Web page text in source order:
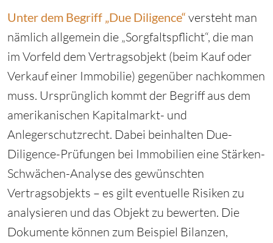
Unter dem Begriff „Due Diligence“ versteht man
nämlich allgemein die „Sorgfaltspflicht“, die man
im Vorfeld dem Vertragsobjekt (beim Kauf oder
Verkauf einer Immobilie) gegenüber nachkommen
muss. Ursprünglich kommt der Begriff aus dem
amerikanischen Kapitalmarkt- und
Anlegerschutzrecht. Dabei beinhalten Due-
Diligence-Prüfungen bei Immobilien eine Stärken-
Schwächen-Analyse des gewünschten
Vertragsobjekts – es gilt eventuelle Risiken zu
analysieren und das Objekt zu bewerten. Die
Dokumente können zum Beispiel Bilanzen,